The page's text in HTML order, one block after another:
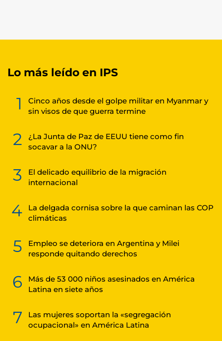
Lo más leído en IPS
1
Cinco años desde el golpe militar en Myanmar y
sin visos de que guerra termine
2
¿La Junta de Paz de EEUU tiene como fin
socavar a la ONU?
3
El delicado equilibrio de la migración
internacional
4
La delgada cornisa sobre la que caminan las COP
climáticas
5
Empleo se deteriora en Argentina y Milei
responde quitando derechos
6
Más de 53 000 niños asesinados en América
Latina en siete años
7
Las mujeres soportan la «segregación
ocupacional» en América Latina